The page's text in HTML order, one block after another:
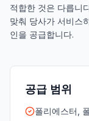
적합한 것은 다릅니
맞춰 당사가 서비스
인을 공급합니다.
공급 범위
폴리에스터,